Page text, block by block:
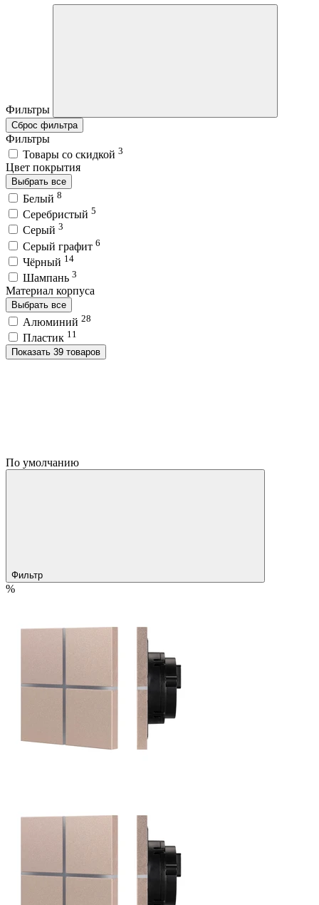
Фильтры
Сброс фильтра
Фильтры
Товары со скидкой 3
Цвет покрытия
Выбрать все
Белый 8
Серебристый 5
Серый 3
Серый графит 6
Чёрный 14
Шампань 3
Материал корпуса
Выбрать все
Алюминий 28
Пластик 11
Показать 39 товаров
По умолчанию
Фильтр
%